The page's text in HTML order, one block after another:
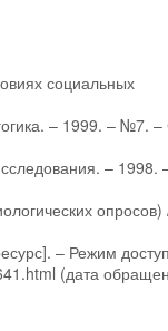
социальных
– 1999. – №7.
–
опросов)
– Режим
(дата